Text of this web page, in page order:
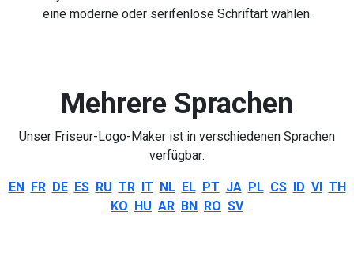
eine moderne oder serifenlose Schriftart wählen.
Mehrere Sprachen
Unser Friseur-Logo-Maker ist in verschiedenen Sprachen
verfügbar:
EN FR DE ES RU TR IT NL EL PT JA PL CS ID VI TH
KO HU AR BN RO SV